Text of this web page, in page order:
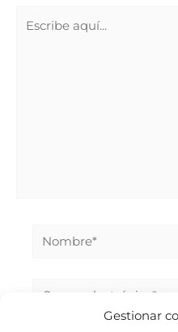
Gestionar
Nombre*
Correo